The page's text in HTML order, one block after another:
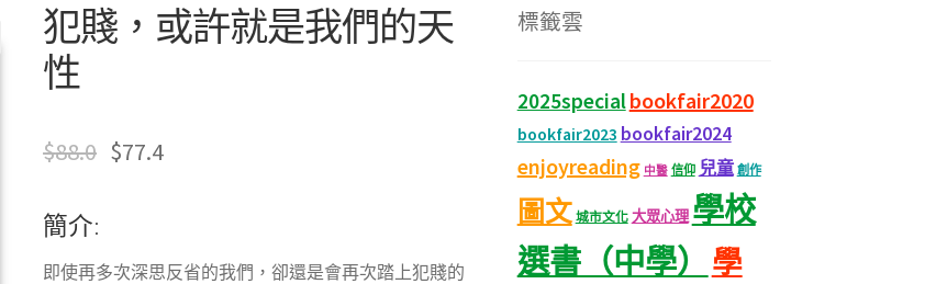
犯賤，或許就是我們的天
性
$88.0 $77.4
簡介:
即使再多次深思反省的我們，卻還是會再次踏上犯賤的
標籤雲
2025specialbookfair2020
bookfair2023 bookfair2024
enjoyreading 中醫 信仰 兒童 創作
圖文 城市文化 大眾心理 學校
選書（中學）
學